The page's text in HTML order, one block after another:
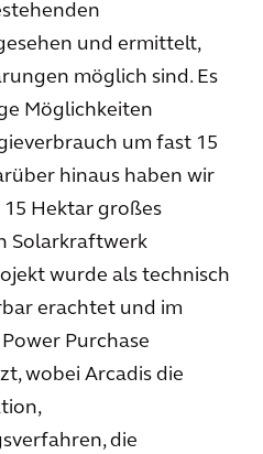
und ermittelt,
möglich sind. Es
Möglichkeiten
um fast 15
hinaus haben wir
Hektar großes
Solarkraftwerk
wurde als technisch
erachtet und im
Purchase
wobei Arcadis die
die